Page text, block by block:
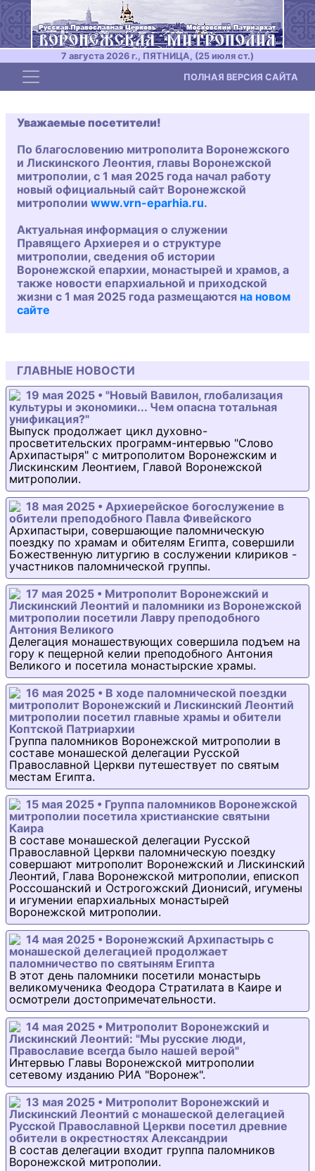
7 августа 2026 г., ПЯТНИЦА, (25 июля ст.)
Toggle navigation ПОЛНАЯ ВЕРСИЯ САЙТА
Уважаемые посетители!
По благословению митрополита Воронежского
и Лискинского Леонтия, главы Воронежской
митрополии, с 1 мая 2025 года начал работу
новый официальный сайт Воронежской
митрополии www.vrn-eparhia.ru.
Актуальная информация о служении
Правящего Архиерея и о структуре
митрополии, сведения об истории
Воронежской епархии, монастырей и храмов, а
также новости епархиальной и приходской
жизни с 1 мая 2025 года размещаются на новом
сайте
ГЛАВНЫЕ НОВОСТИ
19 мая 2025 • "Новый Вавилон, глобализация
культуры и экономики... Чем опасна тотальная
унификация?"
Выпуск продолжает цикл духовно-
просветительских программ-интервью "Слово
Архипастыря" с митрополитом Воронежским и
Лискинским Леонтием, Главой Воронежской
митрополии.
18 мая 2025 • Архиерейское богослужение в
обители преподобного Павла Фивейского
Архипастыри, совершающие паломническую
поездку по храмам и обителям Египта, совершили
Божественную литургию в сослужении клириков -
участников паломнической группы.
17 мая 2025 • Митрополит Воронежский и
Лискинский Леонтий и паломники из Воронежской
митрополии посетили Лавру преподобного
Антония Великого
Делегация монашествующих совершила подъем на
гору к пещерной келии преподобного Антония
Великого и посетила монастырские храмы.
16 мая 2025 • В ходе паломнической поездки
митрополит Воронежский и Лискинский Леонтий
митрополии посетил главные храмы и обители
Коптской Патриархии
Группа паломников Воронежской митрополии в
составе монашеской делегации Русской
Православной Церкви путешествует по святым
местам Египта.
15 мая 2025 • Группа паломников Воронежской
митрополии посетила христианские святыни
Каира
В составе монашеской делегации Русской
Православной Церкви паломническую поездку
совершают митрополит Воронежский и Лискинский
Леонтий, Глава Воронежской митрополии, епископ
Россошанский и Острогожский Дионисий, игумены
и игумении епархиальных монастырей
Воронежской митрополии.
14 мая 2025 • Воронежский Архипастырь с
монашеской делегацией продолжает
паломничество по святыням Египта
В этот день паломники посетили монастырь
великомученика Феодора Стратилата в Каире и
осмотрели достопримечательности.
14 мая 2025 • Митрополит Воронежский и
Лискинский Леонтий: "Мы русские люди,
Православие всегда было нашей верой"
Интервью Главы Воронежской митрополии
сетевому изданию РИА "Воронеж".
13 мая 2025 • Митрополит Воронежский и
Лискинский Леонтий с монашеской делегацией
Русской Православной Церкви посетил древние
обители в окрестностях Александрии
В состав делегации входит группа паломников
Воронежской митрополии.